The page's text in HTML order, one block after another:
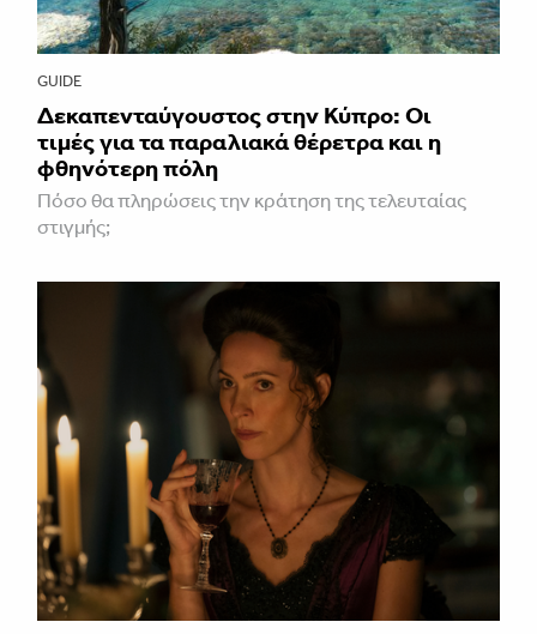
GUIDE
Δεκαπενταύγουστος στην Κύπρο: Οι
τιμές για τα παραλιακά θέρετρα και η
φθηνότερη πόλη
Πόσο θα πληρώσεις την κράτηση της τελευταίας
στιγμής;